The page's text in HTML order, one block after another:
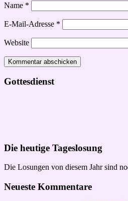
Name *
E-Mail-Adresse *
Website
Gottesdienst
Die heutige Tageslosung
Die Losungen von diesem Jahr sind
Neueste Kommentare